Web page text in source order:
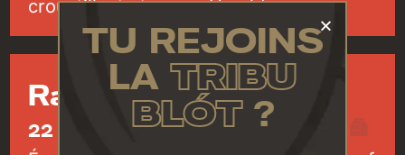
croustillant et sauce Harald.
Ragnarok
22 €
TU REJOINS
LATRIBU
BLÓT ?